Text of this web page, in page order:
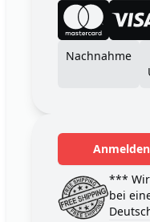
Nachnahme
*** Wir
bei